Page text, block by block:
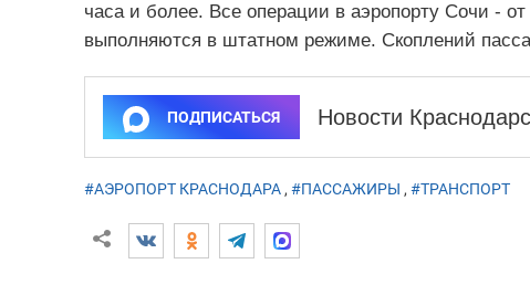
часа и более. Все операции в аэропорту Сочи -
выполняются в штатном режиме. Скоплений
ПОДПИСАТЬСЯ Новости
#АЭРОПОРТ КРАСНОДАРА, #ПАССАЖИРЫ , #ТРАНСПОРТ